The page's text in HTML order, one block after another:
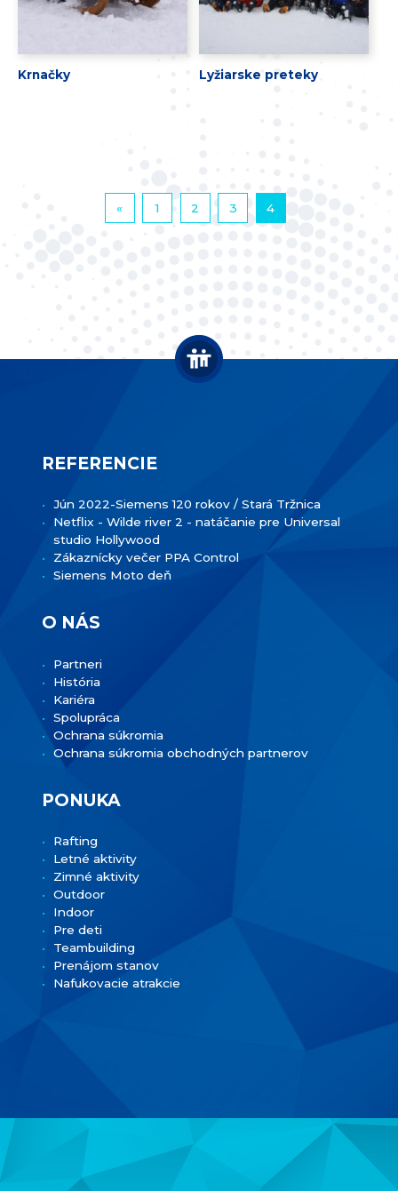
Krnačky Lyžiarske preteky
« 1 2 3 4
REFERENCIE
Jún 2022-Siemens 120 rokov / Stará Tržnica
Netflix - Wilde river 2 - natáčanie pre Universal
studio Hollywood
Zákaznícky večer PPA Control
Siemens Moto deň
O NÁS
Partneri
História
Kariéra
Spolupráca
Ochrana súkromia
Ochrana súkromia obchodných partnerov
PONUKA
Rafting
Letné aktivity
Zimné aktivity
Outdoor
Indoor
Pre deti
Teambuilding
Prenájom stanov
Nafukovacie atrakcie